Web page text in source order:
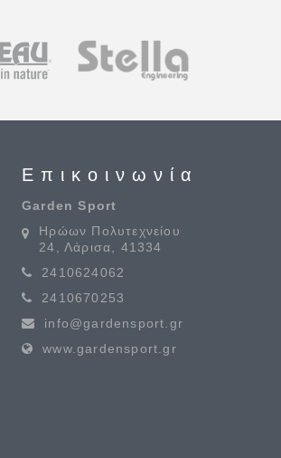
Επικοινωνία
Garden Sport
Ηρώων Πολυτεχνείου
24, Λάρισα, 41334
2410624062
2410670253
info@gardensport.gr
www.gardensport.gr